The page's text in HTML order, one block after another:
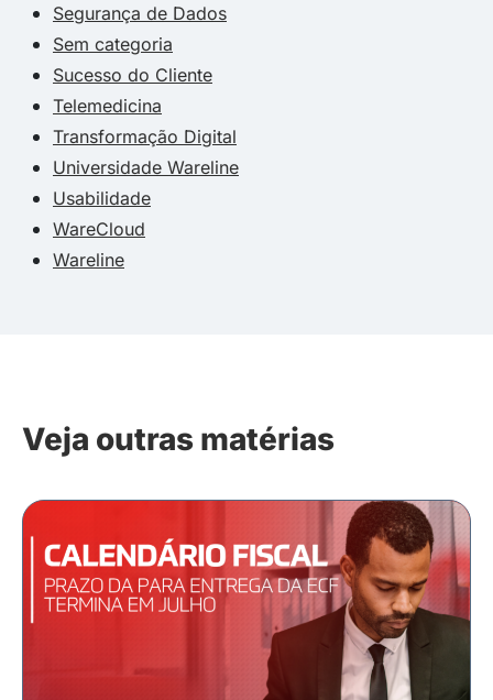
Segurança de Dados
Sem categoria
Sucesso do Cliente
Telemedicina
Transformação Digital
Universidade Wareline
Usabilidade
WareCloud
Wareline
Veja outras matérias